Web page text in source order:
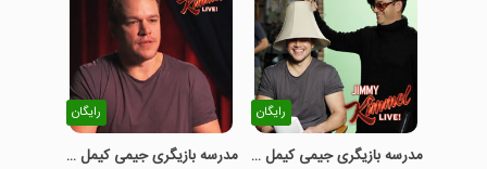
رایگان
مدرسه بازیگری جیمی کیمل – قسمت 4
رایگان
مدرسه بازیگری جیمی کیمل – قسمت 3